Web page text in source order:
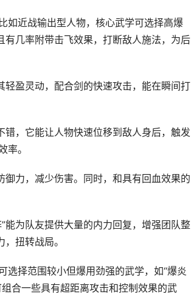
如近战输出型人物，核心武学可选择高爆
有几率附带击飞效果，打断敌人施法，为后
轻盈灵动，配合剑的快速攻击，能在瞬间打
错，它能让人物快速位移到敌人身后，触发
率。
御力，减少伤害。同时，和具有回血效果的
能为队友提供大量的内力回复，增强团队整
扭转战局。
选择范围较小但爆用劲强的武学，如“爆炎
合一些具有超距离攻击和控制效果的武